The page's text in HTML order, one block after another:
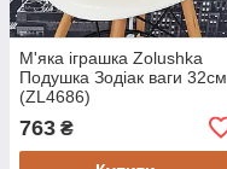
М'яка іграшка Zolushka
Подушка Зодіак ваги 32см
(ZL4686)
763 ₴